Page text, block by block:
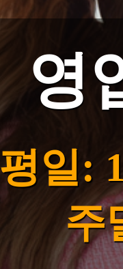
영
평일:
주